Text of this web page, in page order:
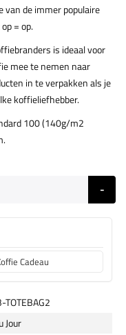
de immer populaire
= op.
is ideaal voor
mee te nemen naar
in te verpakken als je
koffieliefhebber.
100 (140g/m2
Cadeau
TOTEBAG2
Jour